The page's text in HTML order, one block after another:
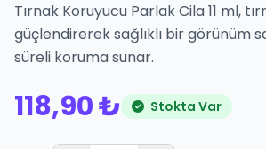
Tırnak Koruyucu Parlak Cila 11 ml,
güçlendirerek sağlıklı bir görünüm
süreli koruma sunar.
118,90 ₺ Stokta Var